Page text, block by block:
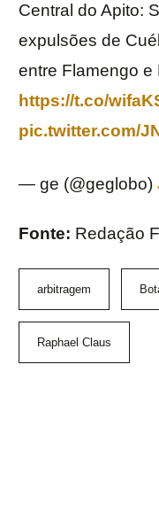
Central do Apito:
expulsões de
entre Flamengo e
https://t.co/
pic.twitter.com/
— ge (@geglobo)
Fonte: Redação
arbitragem
Raphael Claus